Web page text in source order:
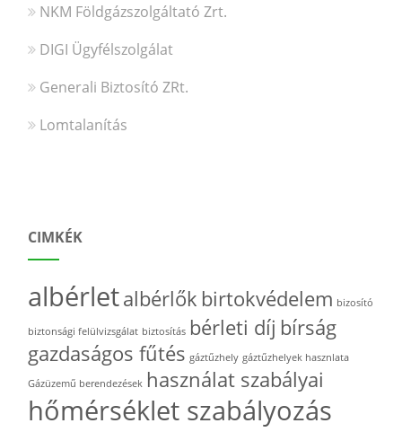
NKM Földgázszolgáltató Zrt.
DIGI Ügyfélszolgálat
Generali Biztosító ZRt.
Lomtalanítás
CIMKÉK
albérletalbérlők birtokvédelem bizosító
biztonsági felülvizsgálat biztosítás bérleti díj bírság
gazdaságos fűtés gáztűzhely gáztűzhelyek hasznlata
Gázüzemű berendezések használat szabályai
hőmérséklet szabályozás